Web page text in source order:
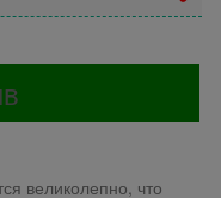
великолепно, что